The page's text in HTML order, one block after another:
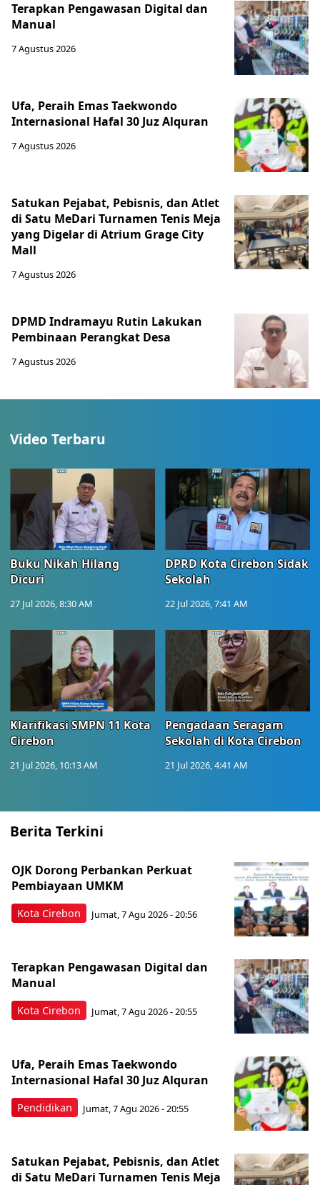
Terapkan Pengawasan Digital dan
Manual
7 Agustus 2026
Ufa, Peraih Emas Taekwondo
Internasional Hafal 30 Juz Alquran
7 Agustus 2026
Satukan Pejabat, Pebisnis, dan Atlet
di Satu MeDari Turnamen Tenis Meja
yang Digelar di Atrium Grage City
Mall
7 Agustus 2026
DPMD Indramayu Rutin Lakukan
Pembinaan Perangkat Desa
7 Agustus 2026
Video Terbaru
Buku Nikah Hilang
Dicuri
27 Jul 2026, 8:30 AM
DPRD Kota Cirebon Sidak
Sekolah
22 Jul 2026, 7:41 AM
Klarifikasi SMPN 11 Kota
Cirebon
21 Jul 2026, 10:13 AM
Pengadaan Seragam
Sekolah di Kota Cirebon
21 Jul 2026, 4:41 AM
Berita Terkini
Kota Cirebon
OJK Dorong Perbankan Perkuat
Pembiayaan UMKM
Jumat, 7 Agu 2026 - 20:56
Kota Cirebon
Terapkan Pengawasan Digital dan
Manual
Jumat, 7 Agu 2026 - 20:55
Pendidikan
Ufa, Peraih Emas Taekwondo
Internasional Hafal 30 Juz Alquran
Jumat, 7 Agu 2026 - 20:55
Satukan Pejabat, Pebisnis, dan Atlet
di Satu MeDari Turnamen Tenis Meja